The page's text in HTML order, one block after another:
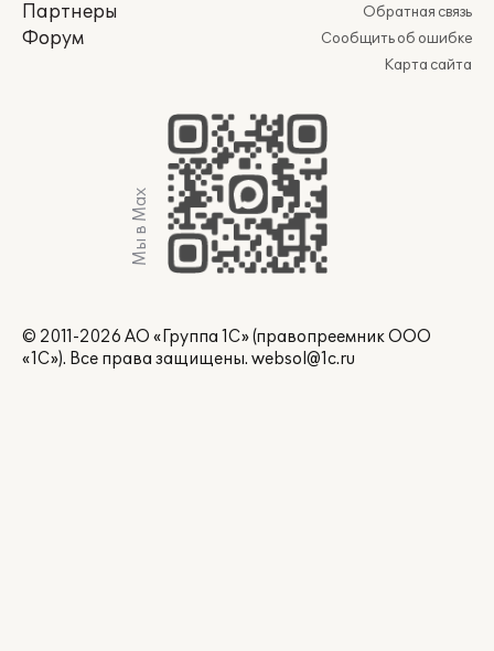
Партнеры
Форум
Обратная связь
Сообщить об ошибке
Карта сайта
Мы в Max
© 2011-2026 АО «Группа 1С» (правопреемник ООО
«1С»). Все права защищены. websol@1c.ru